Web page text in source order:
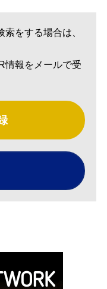
をする場合は、
情報をメールで受